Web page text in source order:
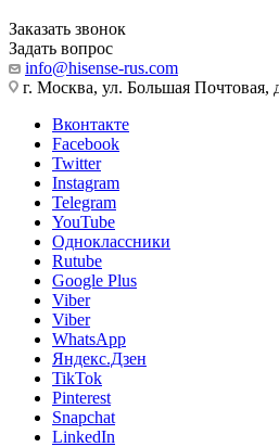
Заказать звонок
Задать вопрос
info@hisense-rus.com
г. Москва, ул. Большая Почтовая,
Вконтакте
Facebook
Twitter
Instagram
Telegram
YouTube
Одноклассники
Rutube
Google Plus
Viber
Viber
WhatsApp
Яндекс.Дзен
TikTok
Pinterest
Snapchat
LinkedIn